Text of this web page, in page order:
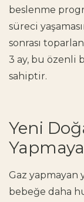
beslenme
süreci
sonrası
3 ay, bu özenli
sahiptir.
Yeni
Gaz yapmayan
bebeğe daha